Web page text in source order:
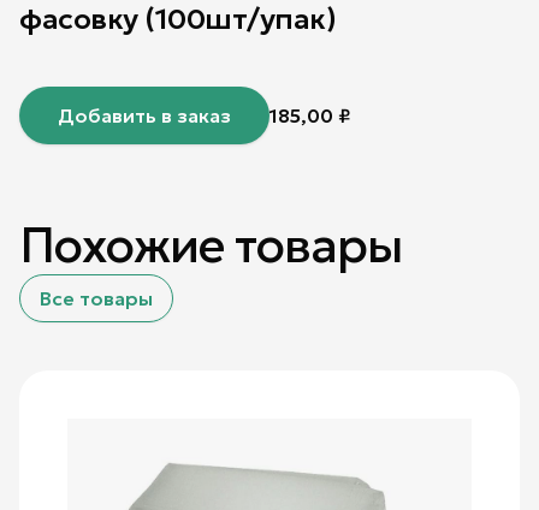
фасовку (100шт/упак)
Добавить в заказ 185,00 ₽
Похожие товары
Все товары